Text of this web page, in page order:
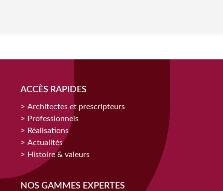
ACCÈS RAPIDES
Architectes et prescripteurs
Professionnels
Réalisations
Actualités
Histoire & valeurs
NOS GAMMES EXPERTES